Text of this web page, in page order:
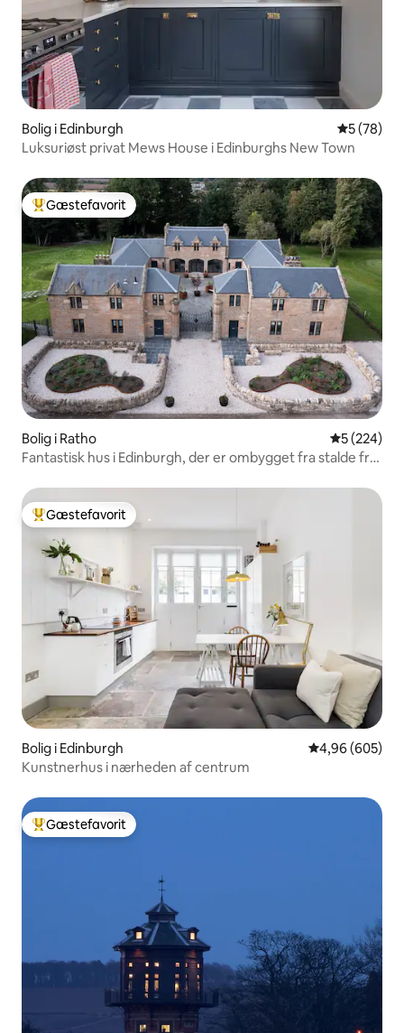
Bolig i Edinburgh 5 ud af 5 i
5 (78)
Luksuriøst privat Mews House i Edinburghs New Town
Bedste gæstefavorit
Gæstefavorit
Bolig i Ratho 5 ud af 5 i
5 (224)
Fantastisk hus i Edinburgh, der er ombygget fra stalde fra
Bedste gæstefavorit
Gæstefavorit
Bolig i Edinburgh 4,96 ud af 5 i
4,96 (605)
Kunstnerhus i nærheden af centrum
Bedste gæstefavorit
Gæstefavorit